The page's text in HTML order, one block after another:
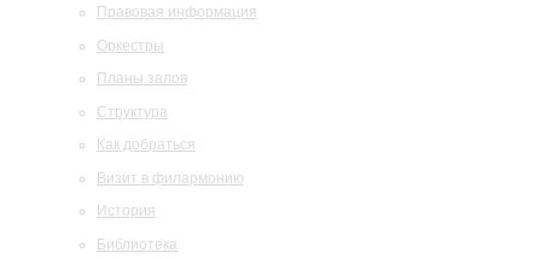
Правовая информация
Оркестры
Планы залов
Структура
Как добраться
Визит в филармонию
История
Библиотека